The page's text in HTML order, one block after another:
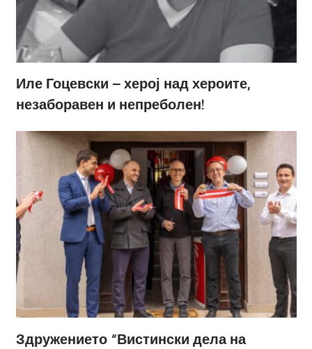
Иле Гоцевски – херој над хероите,
незаборавен и непреболен!
Здружението “Вистински дела на